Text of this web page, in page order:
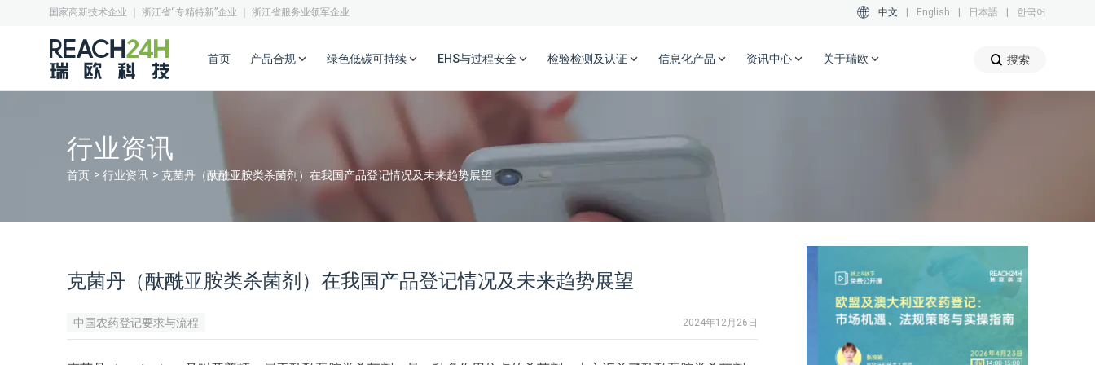
国家高新技术企业 ｜ 浙江省“专精特新”企业 ｜ 浙江省服务业领军企业 中文 English 日本語 한국어
首页 产品合规 绿色低碳可持续 EHS与过程安全 检验检测及认证 信息化产品 资讯中心 关于瑞欧 搜索
行业资讯
首页 行业资讯 克菌丹（酞酰亚胺类杀菌剂）在我国产品登记情况及未来趋势展望
克菌丹（酞酰亚胺类杀菌剂）在我国产品登记情况及未来趋势展望
中国农药登记要求与流程 2024年12月26日